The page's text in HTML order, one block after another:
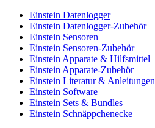
Einstein Datenlogger
Einstein Datenlogger-Zubehör
Einstein Sensoren
Einstein Sensoren-Zubehör
Einstein Apparate & Hilfsmittel
Einstein Apparate-Zubehör
Einstein Literatur & Anleitungen
Einstein Software
Einstein Sets & Bundles
Einstein Schnäppchenecke